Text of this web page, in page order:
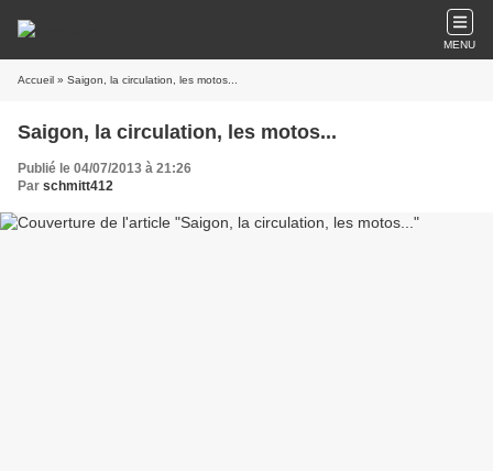
MENU
Accueil » Saigon, la circulation, les motos...
Saigon, la circulation, les motos...
Publié le 04/07/2013 à 21:26
Par schmitt412